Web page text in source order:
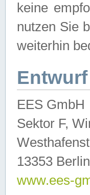
keine
nutzen Sie
weiterhin
EES GmbH
Sektor F,
13353 Berlin
www.ees-